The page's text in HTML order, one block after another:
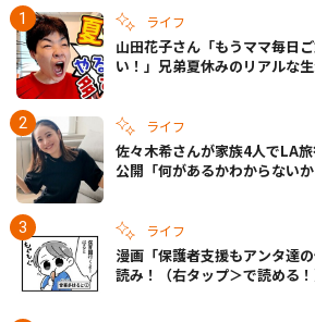
ライフ
山田花子さん「もうママ毎日
い！」兄弟夏休みのリアルな
ライフ
佐々木希さんが家族4人でLA
公開「何があるかわからない
ライフ
漫画「保護者支援もアンタ達
読み！（右タップ＞で読める！